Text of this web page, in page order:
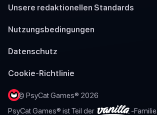
Unsere redaktionellen Standards
Nutzungsbedingungen
Datenschutz
Cookie-Richtlinie
© PsyCat Games® 2026
PsyCat Games® ist Teil der
-Familie.